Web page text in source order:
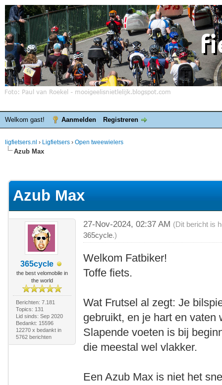
Welkom gast! Aanmelden Registreren
ligfietsers.nl › Ligfietsers › Open tweewielers
Azub Max
Azub Max
365cycle
the best velomobile in
the world
Berichten: 7.181
Topics: 131
Lid sinds: Sep 2020
Bedankt: 15596
12270 x bedankt in
5762 berichten
27-Nov-2024, 02:37 AM (Dit bericht is
365cycle.)
Welkom Fatbiker!
Toffe fiets.
Wat Frutsel al zegt: Je
gebruikt, en je hart en vaten
Slapende voeten is bij
die meestal wel vlakker.
Een Azub Max is niet het